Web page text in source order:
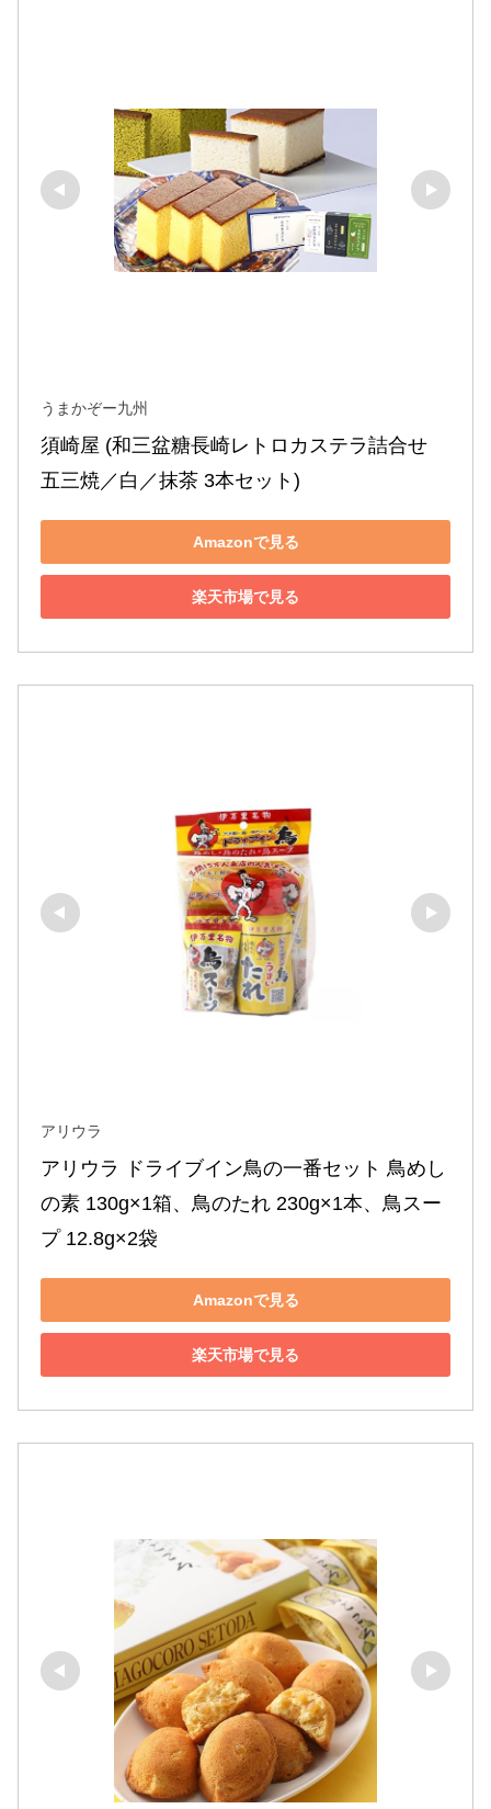
うまかぞー九州
須崎屋 (和三盆糖長崎レトロカステラ詰合せ
五三焼／白／抹茶 3本セット)
Amazonで見る
楽天市場で見る
アリウラ
アリウラ ドライブイン鳥の一番セット 鳥めし
の素 130g×1箱、鳥のたれ 230g×1本、鳥スー
プ 12.8g×2袋
Amazonで見る
楽天市場で見る